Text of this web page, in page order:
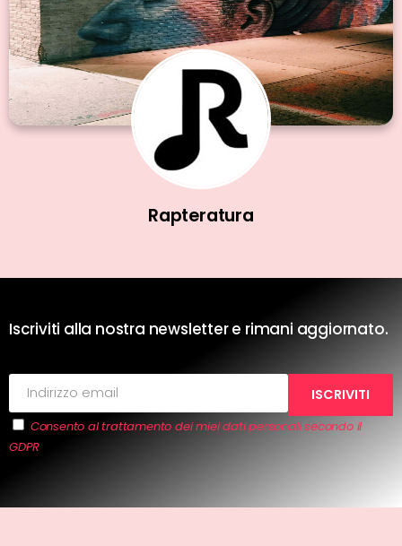
Rapteratura
Iscriviti alla nostra newsletter e rimani aggiornato.
Consento al trattamento dei miei dati personali secondo il
GDPR